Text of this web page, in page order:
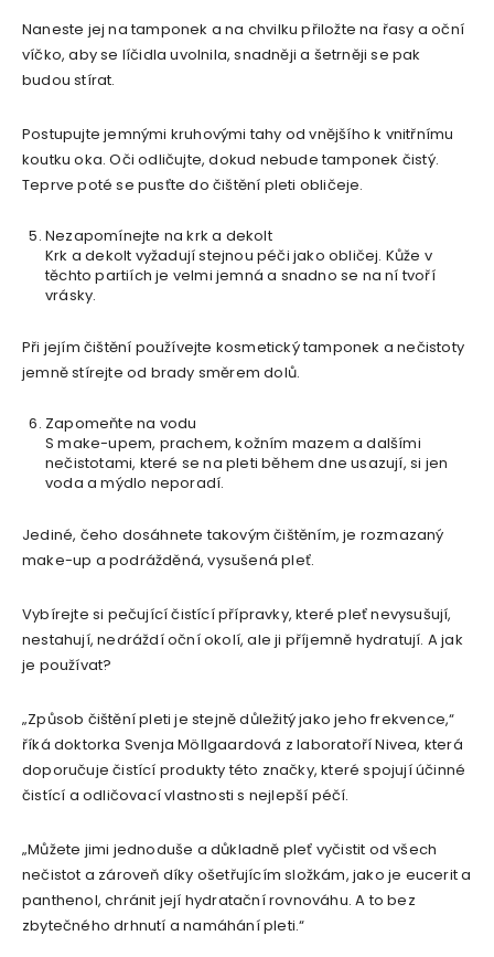
Naneste jej na tamponek a na chvilku přiložte na řasy a oční
víčko, aby se líčidla uvolnila, snadněji a šetrněji se pak
budou stírat.
Postupujte jemnými kruhovými tahy od vnějšího k vnitřnímu
koutku oka. Oči odličujte, dokud nebude tamponek čistý.
Teprve poté se pusťte do čištění pleti obličeje.
Nezapomínejte na krk a dekolt
Krk a dekolt vyžadují stejnou péči jako obličej. Kůže v
těchto partiích je velmi jemná a snadno se na ní tvoří
vrásky.
Při jejím čištění používejte kosmetický tamponek a nečistoty
jemně stírejte od brady směrem dolů.
Zapomeňte na vodu
S make-upem, prachem, kožním mazem a dalšími
nečistotami, které se na pleti během dne usazují, si jen
voda a mýdlo neporadí.
Jediné, čeho dosáhnete takovým čištěním, je rozmazaný
make-up a podrážděná, vysušená pleť.
Vybírejte si pečující čistící přípravky, které pleť nevysušují,
nestahují, nedráždí oční okolí, ale ji příjemně hydratují. A jak
je používat?
„Způsob čištění pleti je stejně důležitý jako jeho frekvence,“
říká doktorka Svenja Möllgaardová z laboratoří Nivea, která
doporučuje čistící produkty této značky, které spojují účinné
čistící a odličovací vlastnosti s nejlepší péčí.
„Můžete jimi jednoduše a důkladně pleť vyčistit od všech
nečistot a zároveň díky ošetřujícím složkám, jako je eucerit a
panthenol, chránit její hydratační rovnováhu. A to bez
zbytečného drhnutí a namáhání pleti.“